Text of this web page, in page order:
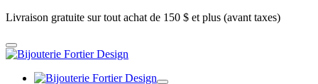
Livraison gratuite sur tout achat de 150 $ et plus (avant taxes)